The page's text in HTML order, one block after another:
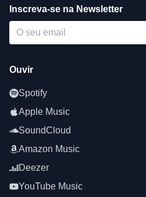
Inscreva-se na Newsletter
Ouvir
Spotify
Apple Music
SoundCloud
Amazon Music
Deezer
YouTube Music